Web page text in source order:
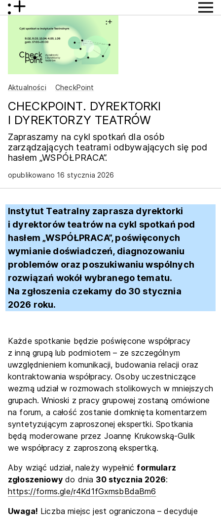
Aktualności CheckPoint
CHECKPOINT. DYREKTORKI
I DYREKTORZY TEATRÓW
Zapraszamy na cykl spotkań dla osób
zarządzających teatrami odbywających się pod
hasłem „WSPÓŁPRACA”.
opublikowano 16 stycznia 2026
Instytut Teatralny zaprasza dyrektorki
i dyrektorów teatrów na cykl spotkań pod
hasłem „WSPÓŁPRACA”, poświęconych
wymianie doświadczeń, diagnozowaniu
problemów oraz poszukiwaniu wspólnych
rozwiązań wokół wybranego tematu.
Na zgłoszenia czekamy do 30 stycznia
2026 roku.
Każde spotkanie będzie poświęcone współpracy
z inną grupą lub podmiotem – ze szczególnym
uwzględnieniem komunikacji, budowania relacji oraz
kontraktowania współpracy. Osoby uczestniczące
wezmą udział w rozmowach stolikowych w mniejszych
grupach. Wnioski z pracy grupowej zostaną omówione
na forum, a całość zostanie domknięta komentarzem
syntetyzującym zaproszonej ekspertki. Spotkania
będą moderowane przez Joannę Krukowską-Gulik
we współpracy z zaproszoną ekspertką.
Aby wziąć udział, należy wypełnić formularz
zgłoszeniowydo dnia 30 stycznia 2026:
https://forms.gle/r4Kd1fGxmsbBdaBm6
Uwaga! Liczba miejsc jest ograniczona – decyduje